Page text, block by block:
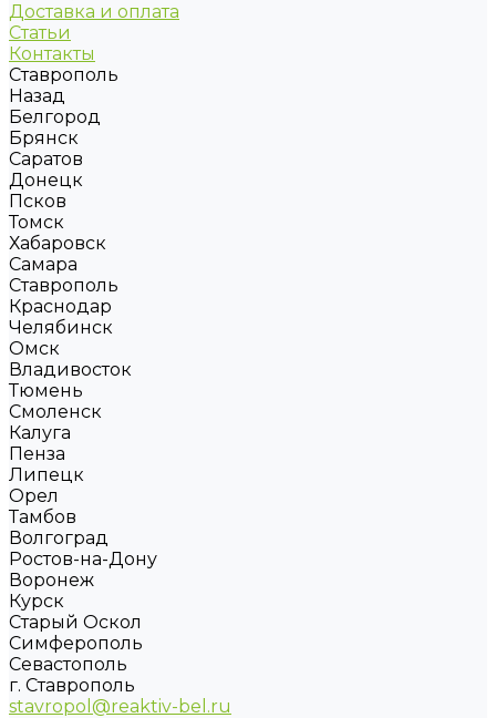
Доставка и оплата
Статьи
Контакты
Ставрополь
Назад
Белгород
Брянск
Саратов
Донецк
Псков
Томск
Хабаровск
Самара
Ставрополь
Краснодар
Челябинск
Омск
Владивосток
Тюмень
Смоленск
Калуга
Пенза
Липецк
Орел
Тамбов
Волгоград
Ростов-на-Дону
Воронеж
Курск
Старый Оскол
Симферополь
Севастополь
г. Ставрополь
stavropol@reaktiv-bel.ru